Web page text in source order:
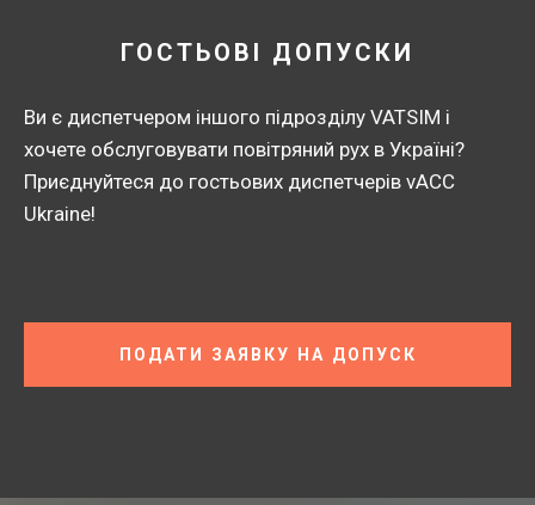
ГОСТЬОВІ ДОПУСКИ
Ви є диспетчером іншого підрозділу VATSIM і
хочете обслуговувати повітряний рух в Україні?
Приєднуйтеся до гостьових диспетчерів vACC
Ukraine!
ПОДАТИ ЗАЯВКУ НА ДОПУСК